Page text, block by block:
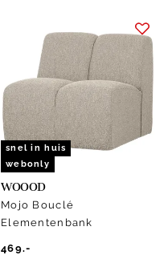
snel in huis
webonly
WOOOD
Mojo Bouclé
Elementenbank
469.-